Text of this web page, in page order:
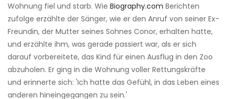
Wohnung fiel und starb. Wie Biography.com Berichten
zufolge erzählte der Sänger, wie er den Anruf von seiner Ex-
Freundin, der Mutter seines Sohnes Conor, erhalten hatte,
und erzählte ihm, was gerade passiert war, als er sich
darauf vorbereitete, das Kind für einen Ausflug in den Zoo
abzuholen. Er ging in die Wohnung voller Rettungskräfte
und erinnerte sich: 'Ich hatte das Gefühl, in das Leben eines
anderen hineingegangen zu sein.'